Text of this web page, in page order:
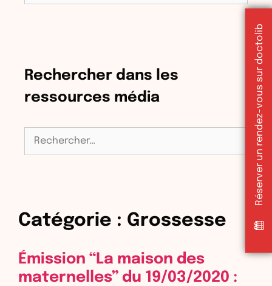
Catégorie : Grossesse
Émission “La maison des
maternelles” du 19/03/2020 :
Rechercher dans les
ressources média
Rechercher : Réserver un rendez-vous sur doctolib